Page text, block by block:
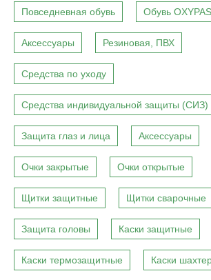
Повседневная обувь Обувь OXYPAS
Аксессуары Резиновая, ПВХ
Средства по уходу
Средства индивидуальной защиты (СИЗ)
Защита глаз и лица Аксессуары
Очки закрытые Очки открытые
Щитки защитные Щитки сварочные
Защита головы Каски защитные
Каски термозащитные Каски